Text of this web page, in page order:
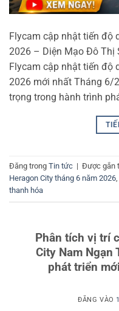
Flycam cập nhật tiến độ
2026 – Diện Mạo Đô Thị
Flycam cập nhật tiến độ
2026 mới nhất Tháng 6/
trọng trong hành trình
Đăng trong Tin tức | Được gắn
Heragon City tháng 6 năm 2026,
thanh hóa
Phân tích vị trí
City Nam Ngạn
phát triển
ĐĂNG VÀO